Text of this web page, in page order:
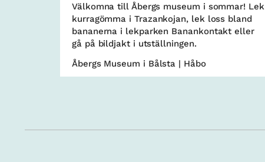
Välkomna till Åbergs museum i sommar! Lek
kurragömma i Trazankojan, lek loss bland
bananerna i lekparken Banankontakt eller
gå på bildjakt i utställningen.
Åbergs Museum i Bålsta | Håbo